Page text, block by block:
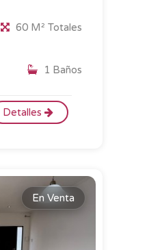
60 M² Totales
1 Baños
Detalles
En Venta